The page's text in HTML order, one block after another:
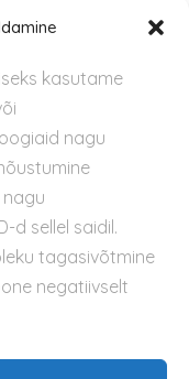
kasutame
nagu
d sellel saidil.
tagasivõtmine
negatiivselt